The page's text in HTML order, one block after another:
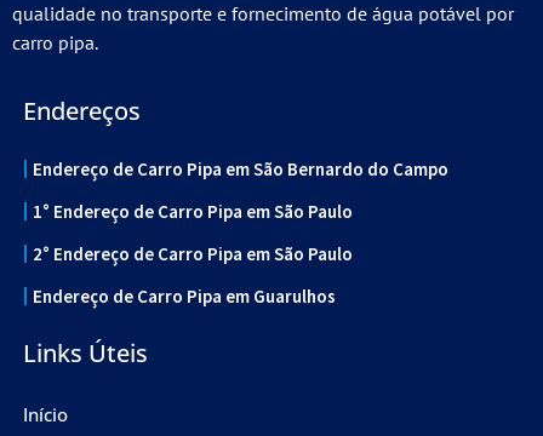
qualidade no transporte e fornecimento de água potável por
carro pipa.
Endereços
Endereço de Carro Pipa em São Bernardo do Campo
1° Endereço de Carro Pipa em São Paulo
2° Endereço de Carro Pipa em São Paulo
Endereço de Carro Pipa em Guarulhos
Links Úteis
Início